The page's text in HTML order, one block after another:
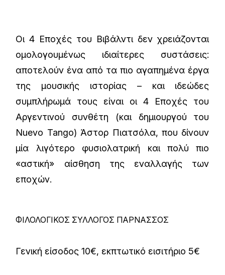
Οι 4 Εποχές του Βιβάλντι δεν χρειάζονται
ομολογουμένως ιδιαίτερες συστάσεις:
αποτελούν ένα από τα πιο αγαπημένα έργα
της μουσικής ιστορίας – και ιδεώδες
συμπλήρωμά τους είναι οι 4 Εποχές του
Αργεντινού συνθέτη (και δημιουργού του
Nuevo Tango) Άστορ Πιατσόλα, που δίνουν
μία λιγότερο φυσιολατρική και πολύ πιο
«αστική» αίσθηση της εναλλαγής των
εποχών.
ΦΙΛΟΛΟΓΙΚΟΣ ΣΥΛΛΟΓΟΣ ΠΑΡΝΑΣΣΟΣ
Γενική είσοδος 10€, εκπτωτικό εισιτήριο 5€